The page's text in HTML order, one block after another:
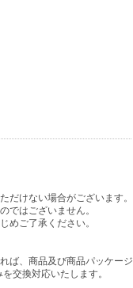
けない場合がございます。
ではございません。
めご了承ください。
ば、商品及び商品パッケージ
交換対応いたします。